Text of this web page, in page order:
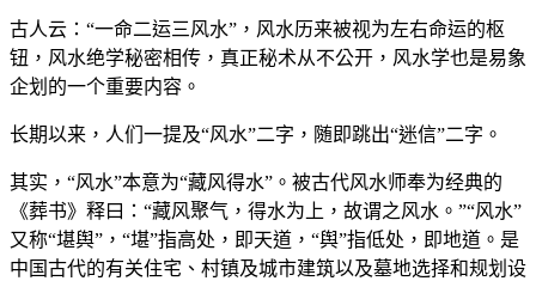
古人云：“一命二运三风水”，风水历来被视为左右命运的枢
钮，风水绝学秘密相传，真正秘术从不公开，风水学也是易象
企划的一个重要内容。
长期以来，人们一提及“风水”二字，随即跳出“迷信”二字。
其实，“风水”本意为“藏风得水”。被古代风水师奉为经典的
《葬书》释曰：“藏风聚气，得水为上，故谓之风水。”“风水”
又称“堪舆”，“堪”指高处，即天道，“舆”指低处，即地道。是
中国古代的有关住宅、村镇及城市建筑以及墓地选择和规划设